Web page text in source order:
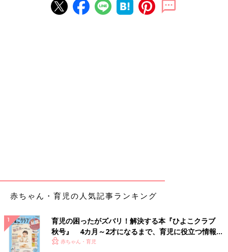
赤ちゃん・育児の人気記事ランキング
育児の困ったがズバリ！解決する本『ひよこクラブ
秋号』 4カ月～2才になるまで、育児に役立つ情報が
いっぱい！
赤ちゃん・育児